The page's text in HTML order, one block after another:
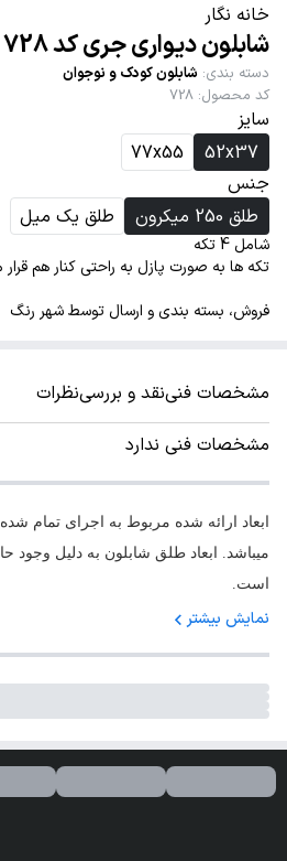
خانه نگار
شابلون دیواری جری کد 728
دسته بندی: شابلون کودک و نوجوان
کد محصول:
728
سایز
52x37
77x55
جنس
طلق 250 میکرون
طلق یک میل
شامل 4 تکه
تکه ها به صورت پازل به راحتی کنار هم قرار
فروش، بسته بندی و ارسال توسط شهر رنگ
مشخصات فنینقد و بررسینظرات
مشخصات فنی ندارد
ابعاد ارائه شده مربوط به اجرای تمام
میباشد. ابعاد طلق شابلون به دلیل وجود
است.
نمایش بیشتر